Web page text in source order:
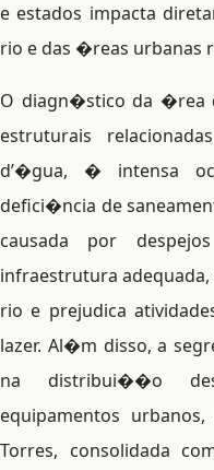
e estados impacta
rio e das �reas urbanas
O diagn�stico da �rea
estruturais
d’�gua, � intensa
defici�ncia de
causada por
infraestrutura
rio e prejudica
lazer. Al�m disso, a
na distribui��o
equipamentos
Torres, consolidada